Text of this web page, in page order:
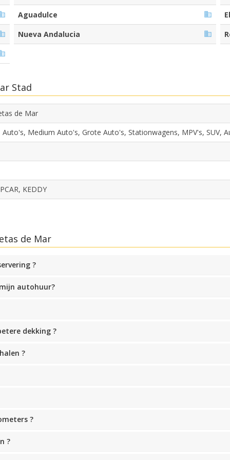
Aguadulce
Nueva Andalucia
Stad
de Mar
Auto's, Medium Auto's, Grote Auto's, Stationwagens, MPV's, SUV,
KEDDY
de Mar
?
autohuur?
dekking ?
?
?
?